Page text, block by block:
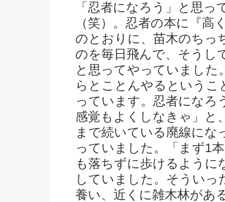
「忍者になろう」と思
（笑）。忍者の本に『
のとおりに、苗木のちっ
のを毎日飛んで、そうし
と思ってやっていまし
らとことんやるという
っています。忍者になろ
感覚もよくしなきゃ」と
まで続いている廃線にな
っていました。「まず1
も落ちずに歩けるように
していました。そういっ
養い、近くに雑木林があ